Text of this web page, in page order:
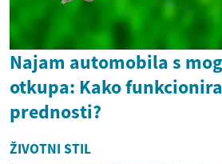
Najam automobila s
otkupa: Kako
prednosti?
ŽIVOTNI STIL